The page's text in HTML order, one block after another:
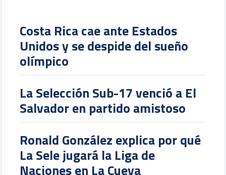
Costa Rica cae ante Estados
Unidos y se despide del sueño
olímpico
La Selección Sub-17 venció a El
Salvador en partido amistoso
Ronald González explica por qué
La Sele jugará la Liga de
Naciones en La Cueva